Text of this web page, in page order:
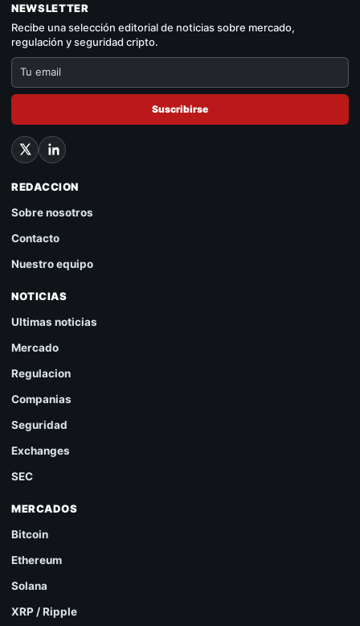
NEWSLETTER
Recibe una selección editorial de noticias sobre mercado,
regulación y seguridad cripto.
Suscribirse
REDACCION
Sobre nosotros
Contacto
Nuestro equipo
NOTICIAS
Ultimas noticias
Mercado
Regulacion
Companias
Seguridad
Exchanges
SEC
MERCADOS
Bitcoin
Ethereum
Solana
XRP / Ripple